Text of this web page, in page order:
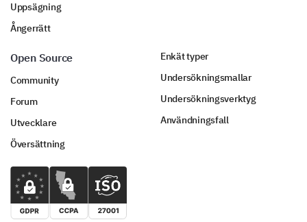
Uppsägning
Ångerrätt
Open Source
Community
Forum
Utvecklare
Översättning
Enkät typer
Undersökningsmallar
Undersökningsverktyg
Användningsfall